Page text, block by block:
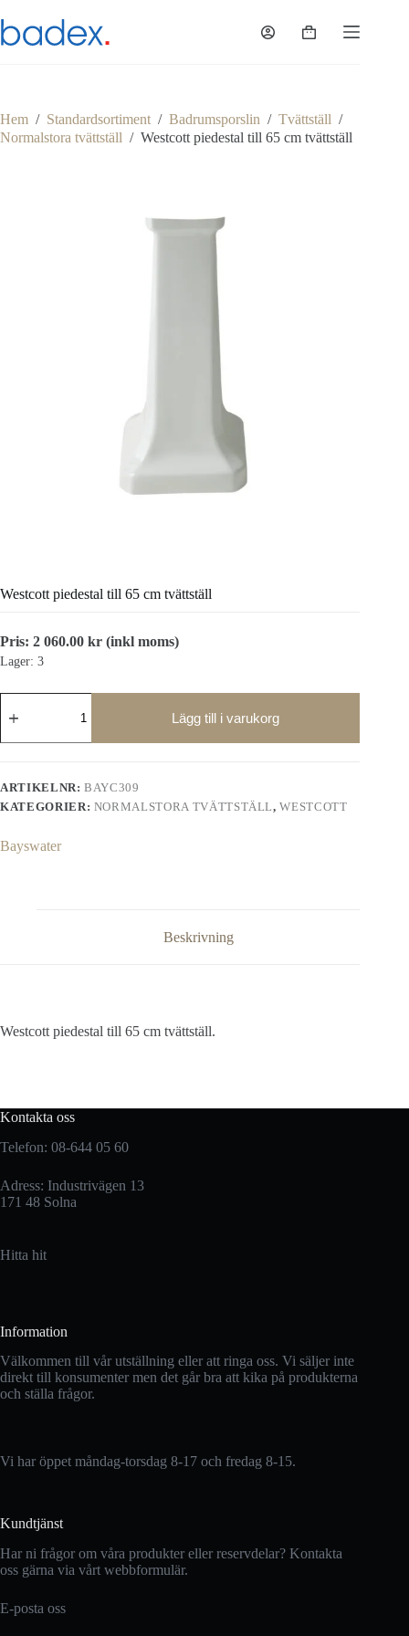
till
innehåll
Varukorg
Hem / Standardsortiment / Badrumsporslin / Tvättställ /
Normalstora tvättställ / Westcott piedestal till 65 cm tvättställ
Westcott piedestal till 65 cm tvättställ
Pris: 2 060.00 kr (inkl moms)
Lager: 3
piedestal
65
mängd
Lägg till i varukorg
ARTIKELNR:BAYC309
KATEGORIER: NORMALSTORA TVÄTTSTÄLL,WESTCOTT
Bayswater
Beskrivning
Westcott piedestal till 65 cm tvättställ.
Kontakta oss
Telefon: 08-644 05 60
Adress: Industrivägen 13
171 48 Solna
Hitta hit
Information
Välkommen till vår utställning eller att ringa oss. Vi säljer inte
direkt till konsumenter men det går bra att kika på produkterna
och ställa frågor.
Vi har öppet måndag-torsdag 8-17 och fredag 8-15.
Kundtjänst
Har ni frågor om våra produkter eller reservdelar? Kontakta
oss gärna via vårt webbformulär.
E-posta oss